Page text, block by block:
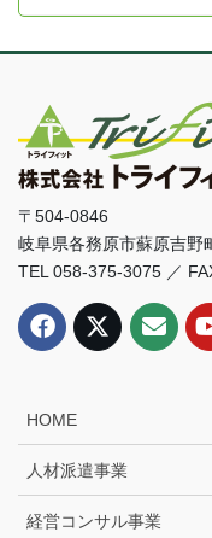
〒504-0846
岐阜県各務原市蘇原吉野
TEL 058-375-3075 ／
HOME
人材派遣事業
経営コンサル事業